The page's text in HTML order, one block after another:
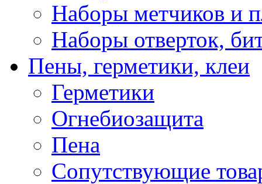
Наборы метчиков и
Наборы отверток,
Пены, герметики, клеи
Герметики
Огнебиозащита
Пена
Сопутствующие